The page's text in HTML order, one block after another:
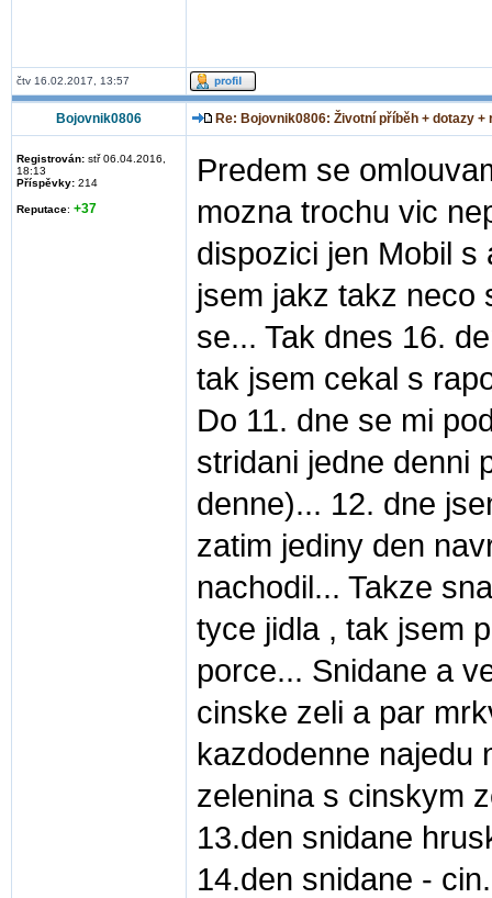
čtv 16.02.2017, 13:57
Bojovnik0806 Re: Bojovnik0806: Životní příběh + dotazy
Registrován: stř 06.04.2016,
18:13
Příspěvky: 214
Reputace: +37
Predem se
mozna trochu vic
dispozici jen Mobil
jsem jakz takz neco
se... Tak dnes 16.
tak jsem cekal s
Do 11. dne se mi
stridani jedne denni
denne)... 12. dne
zatim jediny den
nachodil... Takze
tyce jidla , tak jsem
porce... Snidane a
cinske zeli a par
kazdodenne najedu
zelenina s cinskym
13.den snidane
14.den snidane -